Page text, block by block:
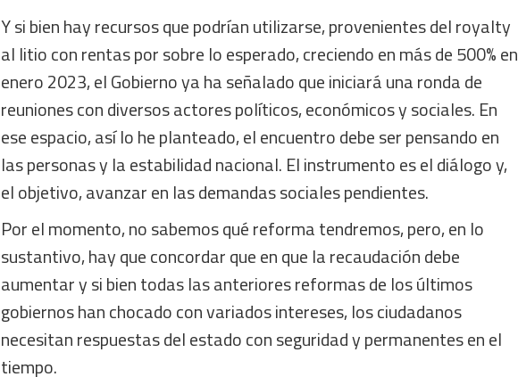
Y si bien hay recursos que podrían utilizarse, provenientes del royalty
al litio con rentas por sobre lo esperado, creciendo en más de 500% en
enero 2023, el Gobierno ya ha señalado que iniciará una ronda de
reuniones con diversos actores políticos, económicos y sociales. En
ese espacio, así lo he planteado, el encuentro debe ser pensando en
las personas y la estabilidad nacional. El instrumento es el diálogo y,
el objetivo, avanzar en las demandas sociales pendientes.
Por el momento, no sabemos qué reforma tendremos, pero, en lo
sustantivo, hay que concordar que en que la recaudación debe
aumentar y si bien todas las anteriores reformas de los últimos
gobiernos han chocado con variados intereses, los ciudadanos
necesitan respuestas del estado con seguridad y permanentes en el
tiempo.